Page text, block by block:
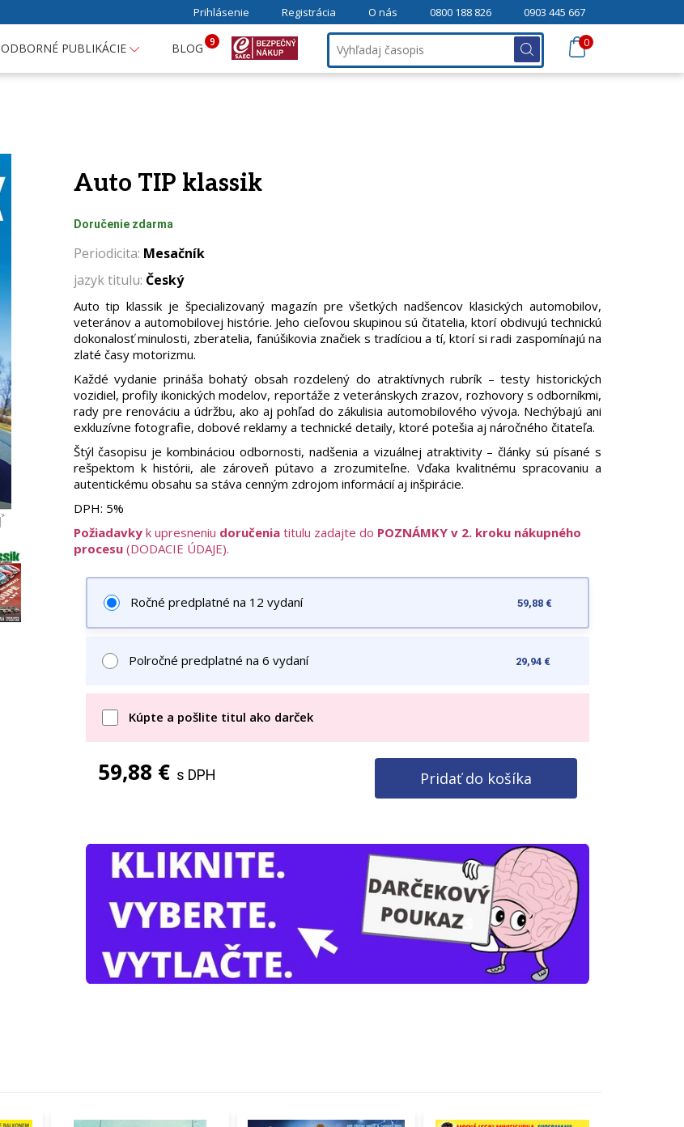
Prihlásenie Registrácia O nás 0800 188 826 0903 445 667
ODBORNÉ PUBLIKÁCIE BLOG 9 0
Auto TIP klassik
Doručenie zdarma
Periodicita: Mesačník
jazyk titulu: Český
Auto tip klassik je špecializovaný magazín pre všetkých nadšencov klasických automobilov,
veteránov a automobilovej histórie. Jeho cieľovou skupinou sú čitatelia, ktorí obdivujú technickú
dokonalosť minulosti, zberatelia, fanúšikovia značiek s tradíciou a tí, ktorí si radi zaspomínajú na
zlaté časy motorizmu.
Každé vydanie prináša bohatý obsah rozdelený do atraktívnych rubrík – testy historických
vozidiel, profily ikonických modelov, reportáže z veteránskych zrazov, rozhovory s odborníkmi,
rady pre renováciu a údržbu, ako aj pohľad do zákulisia automobilového vývoja. Nechýbajú ani
exkluzívne fotografie, dobové reklamy a technické detaily, ktoré potešia aj náročného čitateľa.
Štýl časopisu je kombináciou odbornosti, nadšenia a vizuálnej atraktivity – články sú písané s
rešpektom k histórii, ale zároveň pútavo a zrozumiteľne. Vďaka kvalitnému spracovaniu a
autentickému obsahu sa stáva cenným zdrojom informácií aj inšpirácie.
DPH: 5%
Požiadavkyk upresneniu doručeniatitulu zadajte do POZNÁMKY v 2. kroku nákupného
procesu(DODACIE ÚDAJE).
Ročné predplatné na 12 vydaní 59,88 €
Polročné predplatné na 6 vydaní 29,94 €
Kúpte a pošlite titul ako darček
59,88 € s DPH Pridať do košíka